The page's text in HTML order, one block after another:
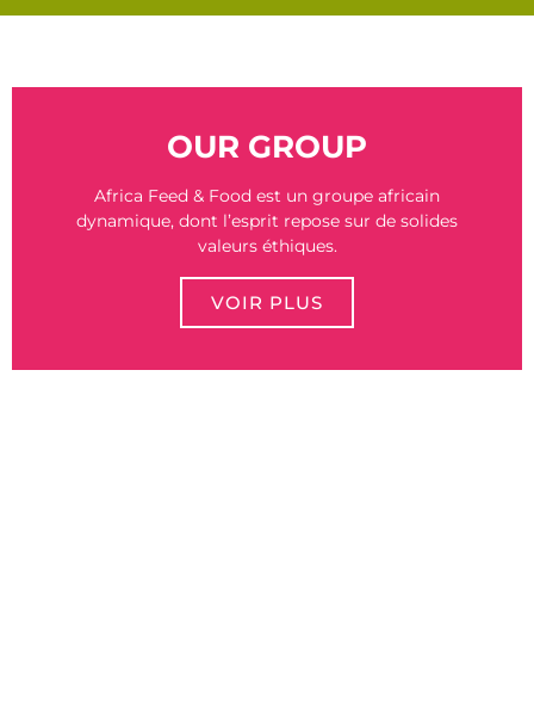
OUR GROUP
Africa Feed & Food est un groupe africain
dynamique, dont l’esprit repose sur de solides
valeurs éthiques.
VOIR PLUS